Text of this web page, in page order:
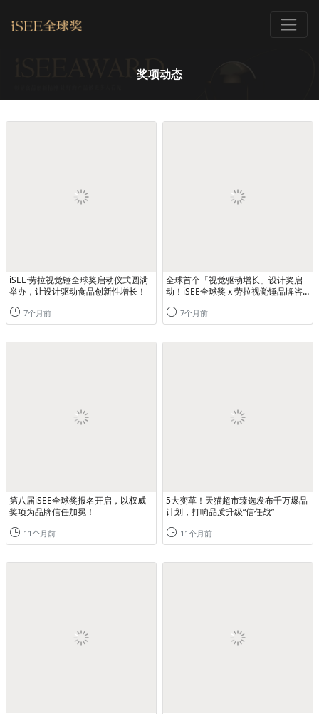
奖项动态
iSEE·劳拉视觉锤全球奖启动仪式圆满
举办，让设计驱动食品创新性增长！
7个月前
全球首个「视觉驱动增长」设计奖启
动！iSEE全球奖 x 劳拉视觉锤品牌咨
7个月前
第八届iSEE全球奖报名开启，以权威
奖项为品牌信任加冕！
11个月前
5大变革！天猫超市臻选发布千万爆品
计划，打响品质升级“信任战”
11个月前